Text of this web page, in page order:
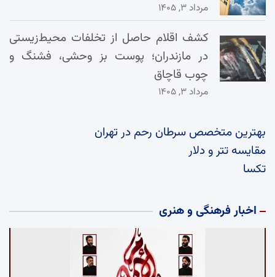
مرداد ۳, ۱۴۰۵
کشف اقلام حاصل از تخلفات محیط‌زیستی
در مازندران؛ پوست بز وحشی، فشنگ و
چوب قاچاق
مرداد ۳, ۱۴۰۵
بهترین متخصص سرطان رحم در تهران
مقایسه تتر و دلار
تکسا
اخبار فرهنگی و هنری